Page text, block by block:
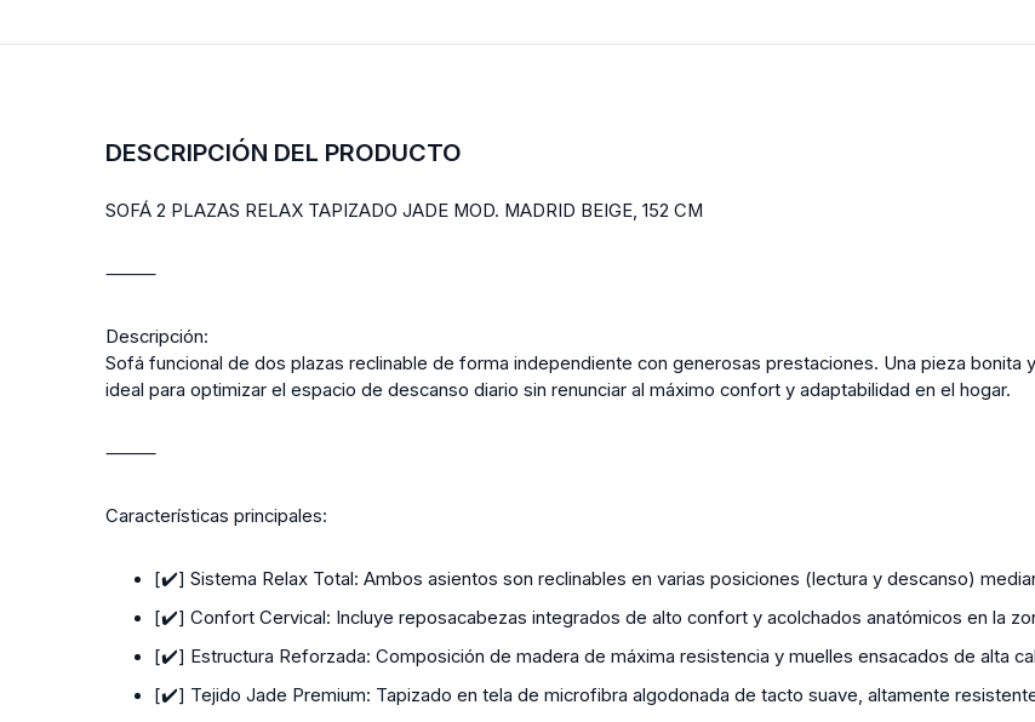
DESCRIPCIÓN DEL PRODUCTO
SOFÁ 2 PLAZAS RELAX TAPIZADO JADE MOD. MADRID BEIGE, 152 CM
⸻
Descripción:
Sofá funcional de dos plazas reclinable de forma independiente con generosas prestaciones. Una pieza bonita
ideal para optimizar el espacio de descanso diario sin renunciar al máximo confort y adaptabilidad en el hogar.
⸻
Características principales:
[✔️] Sistema Relax Total: Ambos asientos son reclinables en varias posiciones (lectura y descanso)
[✔️] Confort Cervical: Incluye reposacabezas integrados de alto confort y acolchados anatómicos en la
[✔️] Estructura Reforzada: Composición de madera de máxima resistencia y muelles ensacados de alta
[✔️] Tejido Jade Premium: Tapizado en tela de microfibra algodonada de tacto suave, altamente